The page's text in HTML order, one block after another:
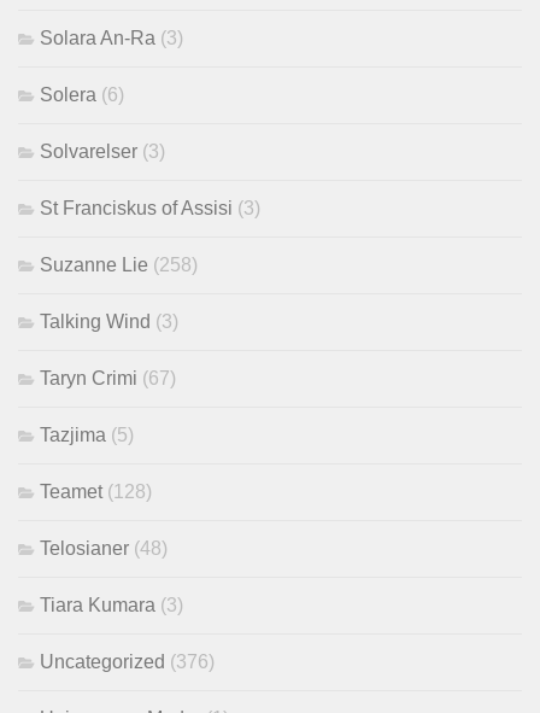
Solara An-Ra (3)
Solera (6)
Solvarelser (3)
St Franciskus of Assisi (3)
Suzanne Lie (258)
Talking Wind (3)
Taryn Crimi (67)
Tazjima (5)
Teamet (128)
Telosianer (48)
Tiara Kumara (3)
Uncategorized (376)